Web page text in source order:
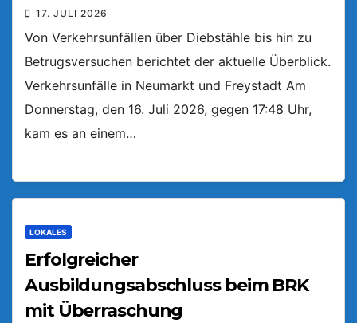
17. JULI 2026
Von Verkehrsunfällen über Diebstähle bis hin zu
Betrugsversuchen berichtet der aktuelle Überblick.
Verkehrsunfälle in Neumarkt und Freystadt Am
Donnerstag, den 16. Juli 2026, gegen 17:48 Uhr,
kam es an einem…
LOKALES
Erfolgreicher
Ausbildungsabschluss beim BRK
mit Überraschung